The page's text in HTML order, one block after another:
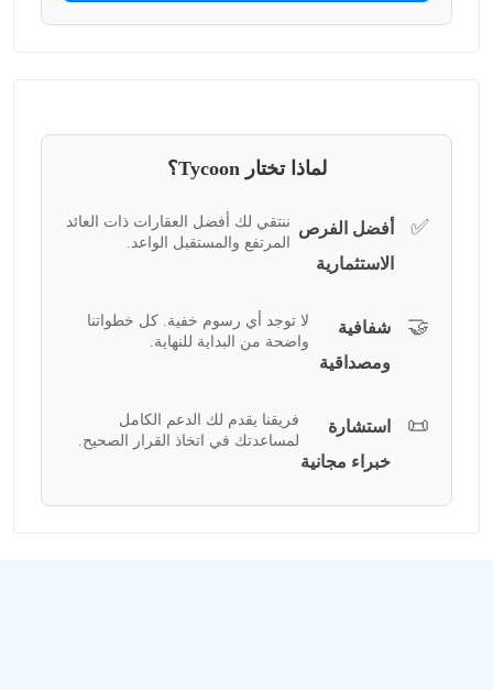
لماذا تختار Tycoon؟
✅
أفضل الفرص
الاستثمارية
ننتقي لك أفضل العقارات ذات العائد
المرتفع والمستقبل الواعد.
🤝
شفافية
ومصداقية
لا توجد أي رسوم خفية. كل خطواتنا
واضحة من البداية للنهاية.
📜
استشارة
خبراء مجانية
فريقنا يقدم لك الدعم الكامل
لمساعدتك في اتخاذ القرار الصحيح.